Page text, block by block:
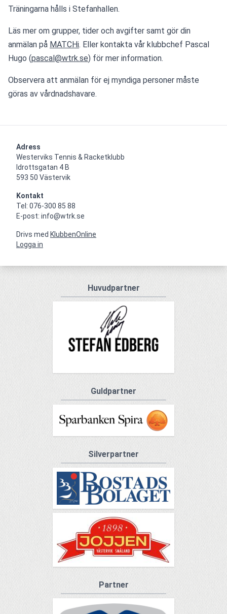
Träningarna hålls i Stefanhallen.
Läs mer om grupper, tider och avgifter samt gör din
anmälan på MATCHi. Eller kontakta vår klubbchef Pascal
Hugo (pascal@wtrk.se) för mer information.
Observera att anmälan för ej myndiga personer måste
göras av vårdnadshavare.
Adress
Westerviks Tennis & Racketklubb
Idrottsgatan 4 B
593 50 Västervik
Kontakt
Tel: 076-300 85 88
E-post: info@wtrk.se
Drivs med KlubbenOnline
Logga in
Huvudpartner
Guldpartner
Silverpartner
Partner